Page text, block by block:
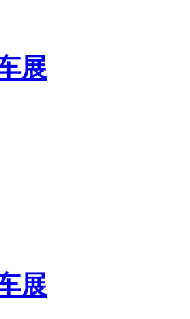
展
展